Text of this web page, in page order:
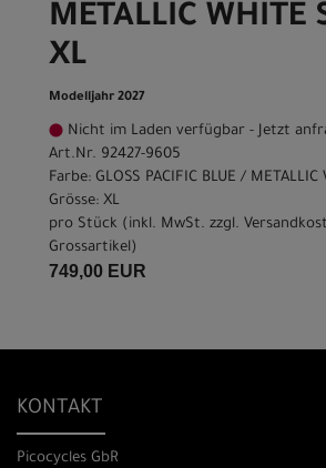
METALLIC WHITE
XL
Modelljahr 2027
Nicht im Laden verfügbar - Jetzt
Art.Nr. 92427-9605
Farbe: GLOSS PACIFIC BLUE / METALLIC
Grösse: XL
pro Stück (inkl. MwSt. zzgl.
Grossartikel)
749,00 EUR
KONTAKT
Picocycles GbR